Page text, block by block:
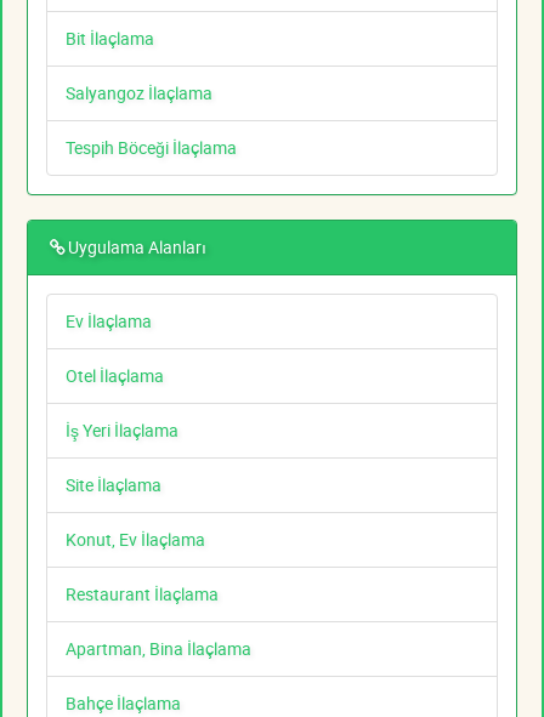
Bit İlaçlama
Salyangoz İlaçlama
Tespih Böceği İlaçlama
Uygulama Alanları
Ev İlaçlama
Otel İlaçlama
İş Yeri İlaçlama
Site İlaçlama
Konut, Ev İlaçlama
Restaurant İlaçlama
Apartman, Bina İlaçlama
Bahçe İlaçlama